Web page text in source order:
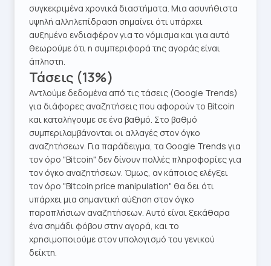
συγκεκριμένα χρονικά διαστήματα. Μια ασυνήθιστα
υψηλή αλληλεπίδραση σημαίνει ότι υπάρχει
αυξημένο ενδιαφέρον για το νόμισμα και για αυτό
θεωρούμε ότι η συμπεριφορά της αγοράς είναι
άπληστη.
Τάσεις (13%)
Αντλούμε δεδομένα από τις τάσεις (Google Trends)
για διάφορες αναζητήσεις που αφορούν το Bitcoin
και καταλήγουμε σε ένα βαθμό. Στο βαθμό
συμπεριλαμβάνονται οι αλλαγές στον όγκο
αναζητήσεων. Για παράδειγμα, τα Google Trends για
τον όρο "Bitcoin" δεν δίνουν πολλές πληροφορίες για
τον όγκο αναζητήσεων. Όμως, αν κάποιος ελέγξει
τον όρο "Bitcoin price manipulation" θα δει ότι
υπάρχει μια σημαντική αύξηση στον όγκο
παραπλήσιων αναζητήσεων. Αυτό είναι ξεκάθαρα
ένα σημάδι φόβου στην αγορά, και το
χρησιμοποιούμε στον υπολογισμό του γενικού
δείκτη.